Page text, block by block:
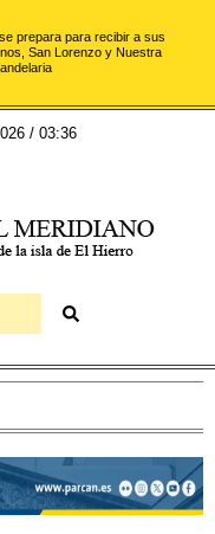
prepara para recibir a sus
San Lorenzo y Nuestra
/ 03:36